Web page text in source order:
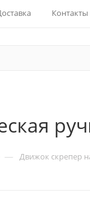
Контакты
— Движок скрепер